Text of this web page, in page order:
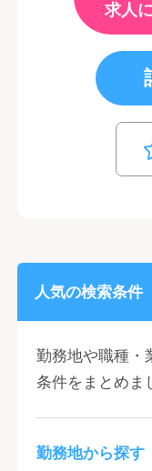
求人
人気の検索条件
勤務地や職種・
条件をまとめま
勤務地から探す